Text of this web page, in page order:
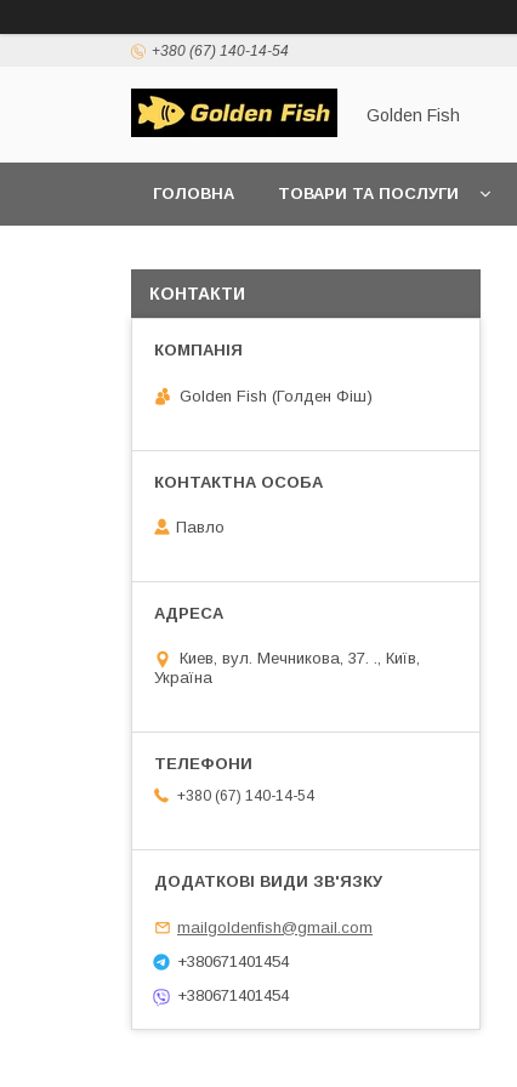
+380 (67) 140-14-54
Golden Fish
ГОЛОВНА ТОВАРИ ТА ПОСЛУГИ
КОНТАКТИ
Golden Fish (Голден Фіш)
Павло
Киев, вул. Мечникова, 37. ., Київ,
Україна
+380 (67) 140-14-54
mailgoldenfish@gmail.com
+380671401454
+380671401454